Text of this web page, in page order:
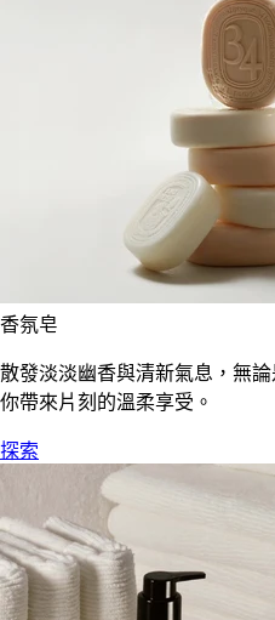
香氛皂
散發淡淡幽香與清新氣息，無
你帶來片刻的溫柔享受。
探索